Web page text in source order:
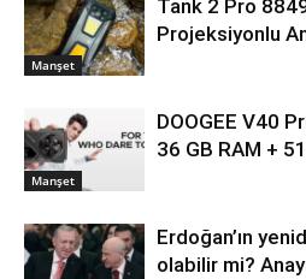
Manşet
Tank 2 Pro
Projeksiyonlu
Manşet
DOOGEE V40
36 GB RAM +
Erdoğan’ın
olabilir mi?